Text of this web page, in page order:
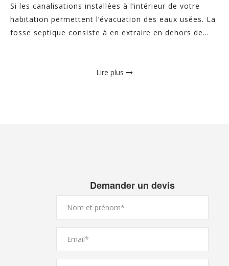
Si les canalisations installées à l’intérieur de votre
habitation permettent l’évacuation des eaux usées. La
fosse septique consiste à en extraire en dehors de...
Lire plus
Demander un devis